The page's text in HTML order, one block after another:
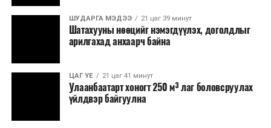
Урьдчилан төлөвлөсөн төрийн өндөр албан
тушаалтны томилолтоос бусад гадаад
томилолт, гадаадын зочин хүлээн авах зардал;
Зайлшгүй шаардлагагүй тоног төхөөрөмж,
тавилга, автомашин худалдан авах;
Батлан хамгаалах, хууль зүйн салбараас бусад
ШУДАРГА МЭДЭЭ 21 цаг 39 минут
Шатахууны нөөцийг нэмэгдүүлэх, доголдлыг
арилгахад анхаарч байна
ЦАГ ҮЕ 21 цаг 41 минут
Улаанбаатарт хоногт 250 м³ лаг боловсруулах
үйлдвэр байгуулна